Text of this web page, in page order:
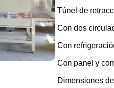
Túnel de
Con dos
Con
Con panel y
Dimensiones